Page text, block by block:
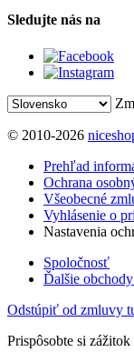
Sledujte nás na
© 2010-2026
Prehľad
Ochrana
Všeobecné
Vyhlásenie o
Nastavenia
Spoločnosť
Ďalšie
Odstúpiť od zmluvy
Prispôsobte si